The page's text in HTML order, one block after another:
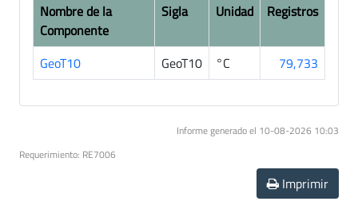
Nombre de la
Componente
Sigla Unidad Registros
GeoT10 GeoT10 °C 79,733
Informe generado el 10-08-2026 10:03
Requerimiento: RE7006
Imprimir